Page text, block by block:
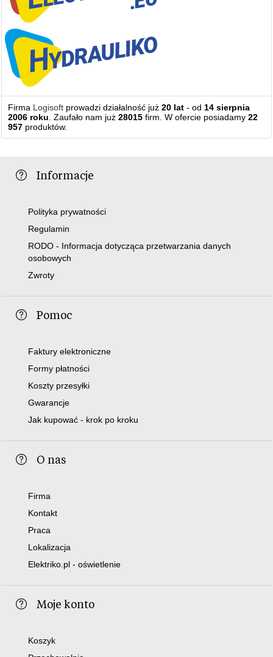
Firma Logisoft prowadzi działalność już20 lat - od 14 sierpnia
2006 roku . Zaufało nam już28015 firm. W ofercie posiadamy22
957 produktów.
Informacje
Polityka prywatności
Regulamin
RODO - Informacja dotycząca przetwarzania danych
osobowych
Zwroty
Pomoc
Faktury elektroniczne
Formy płatności
Koszty przesyłki
Gwarancje
Jak kupować - krok po kroku
O nas
Firma
Kontakt
Praca
Lokalizacja
Elektriko.pl - oświetlenie
Moje konto
Koszyk